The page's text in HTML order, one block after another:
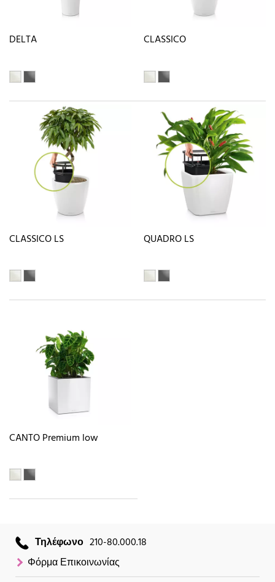
DELTA CLASSICO
CLASSICO LS QUADRO LS
CANTO Premium low
Τηλέφωνο 210-80.000.18
Φόρμα Επικοινωνίας